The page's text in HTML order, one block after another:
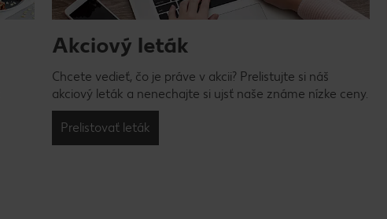
Akciový leták
Chcete vedieť, čo je práve v akcii? Prelistujte si náš
akciový leták a nenechajte si ujsť naše známe nízke ceny.
Prelistovať leták